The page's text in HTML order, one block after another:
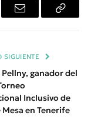
Email
Copiar
SIGUIENTE
ganador del
Inclusivo de
Mesa en Tenerife